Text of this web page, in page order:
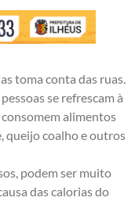
toma conta das ruas.
se refrescam à
alimentos
queijo coalho e outros
podem ser muito
das calorias do